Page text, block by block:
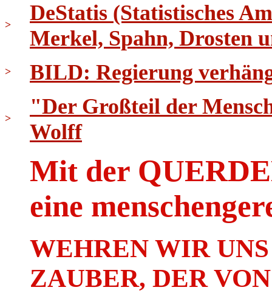
>
DeStatis (Statistisches
Merkel, Spahn, Drosten
> BILD: Regierung
>
"Der Großteil der
Wolff
Mit der
eine
WEHREN WIR
ZAUBER, DER